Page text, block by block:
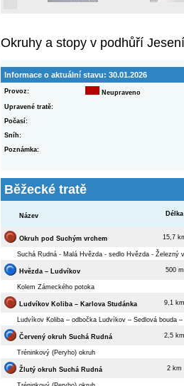
Okruhy a stopy v podhůří
Informace o aktuální stavu: 30.01.2026
Provoz:
Neupraveno
Upravené tratě:
Počasí:
Sníh:
Poznámka:
Běžecké tratě
Název Délka
Okruh pod Suchým vrchem 15,7
Suchá Rudná - Malá Hvězda - sedlo Hvězda - Železný
Hvězda – Ludvíkov 500 m
Kolem Zámeckého potoka
Ludvíkov Koliba – Karlova Studánka 9,1
Ludvíkov Koliba – odbočka Ludvíkov – Sedlová bouda
Červený okruh Suchá Rudná 2,5
Tréninkový (Peryho) okruh
Žlutý okruh Suchá Rudná 2 km